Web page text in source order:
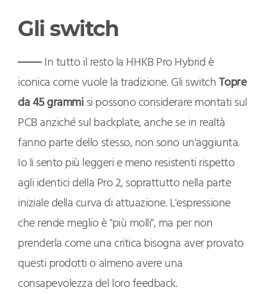
Gli switch
In tutto il resto la HHKB Pro Hybrid è
iconica come vuole la tradizione. Gli switchTopre
da 45 grammisi possono considerare montati sul
PCB anziché sul backplate, anche se in realtà
fanno parte dello stesso, non sono un'aggiunta.
Io li sento più leggeri e meno resistenti rispetto
agli identici della Pro 2, soprattutto nella parte
iniziale della curva di attuazione. L'espressione
che rende meglio è "più molli", ma per non
prenderla come una critica bisogna aver provato
questi prodotti o almeno avere una
consapevolezza del loro feedback.